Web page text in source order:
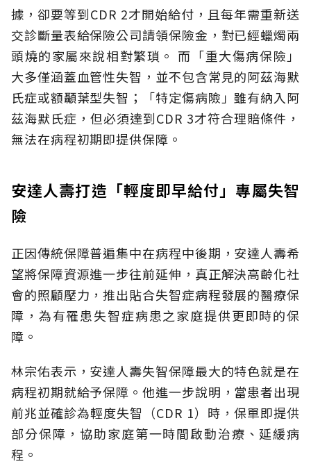
據，卻要等到CDR 2才開始給付，且每年需重新送
交診斷量表給保險公司請領保險金，對已經蠟燭兩
頭燒的家屬來說相對繁瑣。 而「重大傷病保險」
大多僅涵蓋血管性失智，並不包含常見的阿茲海默
氏症或額顳葉型失智；「特定傷病險」雖有納入阿
茲海默氏症，但必須達到CDR 3才符合理賠條件，
無法在病程初期即提供保障。
安達人壽打造「輕度即早給付」專屬失智
險
正因傳統保障普遍集中在病程中後期，安達人壽希
望將保障資源進一步往前延伸，真正解決高齡化社
會的照顧壓力，推出貼合失智症病程發展的醫療保
障，為有罹患失智症病患之家庭提供更即時的保
障。
林宗佑表示，安達人壽失智保障最大的特色就是在
病程初期就給予保障。他進一步說明，當患者出現
前兆並確診為輕度失智（CDR 1）時，保單即提供
部分保障，協助家庭第一時間啟動治療、延緩病
程。